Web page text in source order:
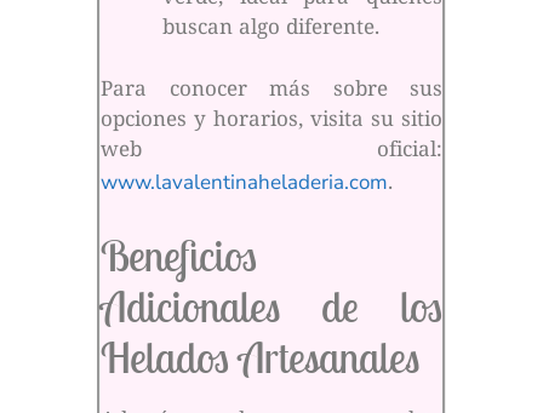
buscan algo diferente.
Para conocer más sobre sus
opciones y horarios, visita su sitio
web oficial:
www.lavalentinaheladeria.com.
Beneficios
Adicionales de los
Helados Artesanales